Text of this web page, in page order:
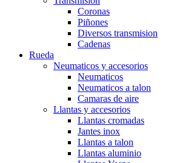
Coronas
Piñones
Diversos transmision
Cadenas
Rueda
Neumaticos y accesorios
Neumaticos
Neumaticos a talon
Camaras de aire
Llantas y accesorios
Llantas cromadas
Jantes inox
Llantas a talon
Llantas aluminio